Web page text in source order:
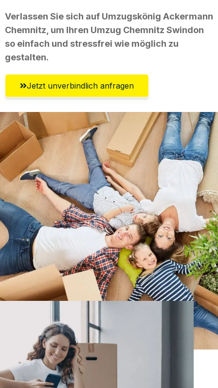
Verlassen Sie sich auf Umzugskönig Ackermann
Chemnitz, um Ihren Umzug Chemnitz Swindon
so einfach und stressfrei wie möglich zu
gestalten.
Jetzt unverbindlich anfragen